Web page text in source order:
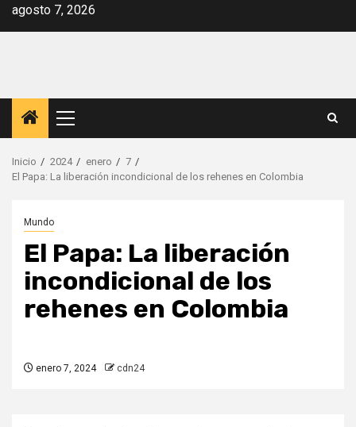
Saltar
agosto 7, 2026
Menú
principal
Inicio 2024 enero
7
El Papa: La liberación incondicional de los rehenes en Colombia
Mundo
El Papa: La liberación
incondicional de los
rehenes en Colombia
enero 7, 2024 cdn24